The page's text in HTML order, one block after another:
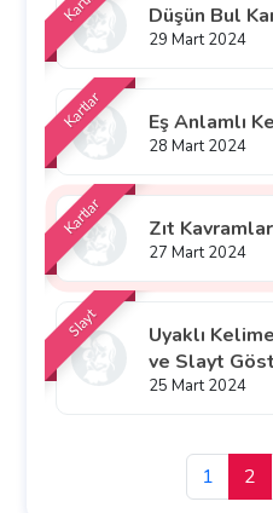
Düşün Bul
29 Mart 2024
Kartlar Eş Anlamlı
28 Mart 2024
Kartlar Zıt
27 Mart 2024
Slayt
Uyaklı
ve Slayt
25 Mart 2024
1 2